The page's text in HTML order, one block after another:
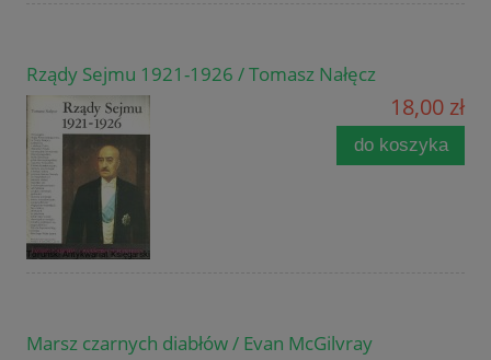
Rządy Sejmu 1921-1926 / Tomasz Nałęcz
18,00 zł
do koszyka
Marsz czarnych diabłów / Evan McGilvray